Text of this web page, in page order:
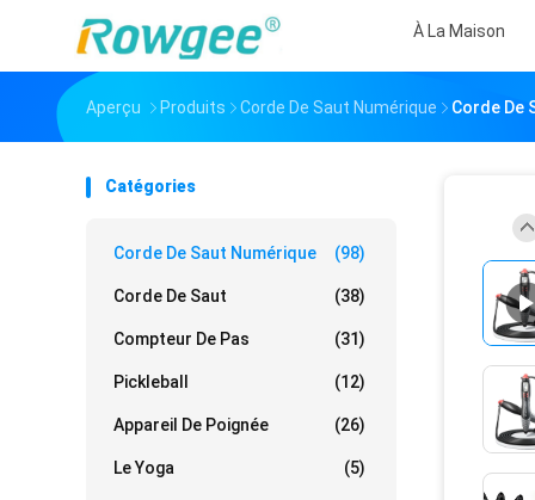
À La Maison
Aperçu Produits Corde De Saut Numérique Corde De
Catégories
Corde De Saut Numérique (98)
Corde De Saut (38)
Compteur De Pas (31)
Pickleball (12)
Appareil De Poignée (26)
Le Yoga (5)